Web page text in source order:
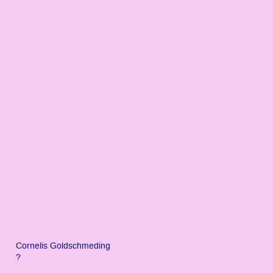
Cornelis Goldschmeding
?